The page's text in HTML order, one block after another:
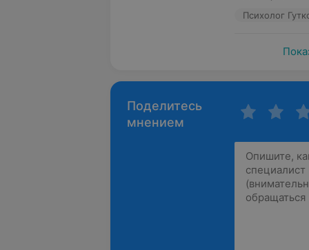
Психолог
Поделитесь
мнением